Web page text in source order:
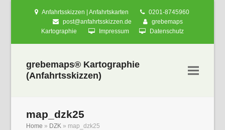
Anfahrtsskizzen | Anfahrtskarten
0201-8745960
post@anfahrtsskizzen.de
grebemaps
Kartographie
Impressum Datenschutz
grebemaps® Kartographie
(Anfahrtsskizzen)
map_dzk25
Home » DZK » map_dzk25